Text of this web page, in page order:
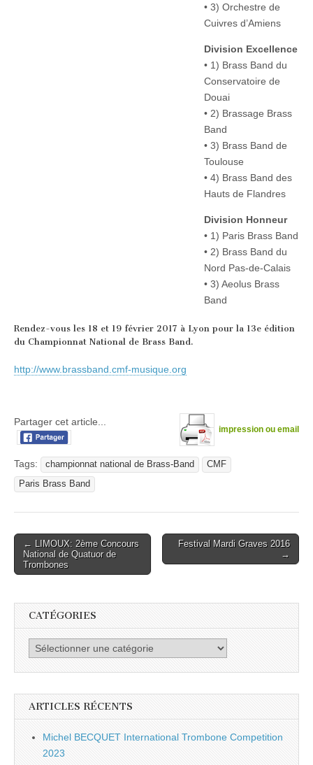
• 3) Orchestre de
Cuivres d’Amiens
Division Excellence
• 1) Brass Band du
Conservatoire de
Douai
• 2) Brassage Brass
Band
• 3) Brass Band de
Toulouse
• 4) Brass Band des
Hauts de Flandres
Division Honneur
• 1) Paris Brass Band
• 2) Brass Band du
Nord Pas-de-Calais
• 3) Aeolus Brass
Band
Rendez-vous les 18 et 19 février 2017 à Lyon pour la 13e édition
du Championnat National de Brass Band.
http://www.brassband.cmf-musique.org
impression ou email
Partager cet article...
Tags: championnat national de Brass-Band
CMF
Paris Brass Band
Post
navigation
← LIMOUX: 2ème Concours
National de Quatuor de
Trombones
Festival Mardi Graves 2016
→
CATÉGORIES
Catégories
ARTICLES RÉCENTS
Michel BECQUET International Trombone Competition
2023